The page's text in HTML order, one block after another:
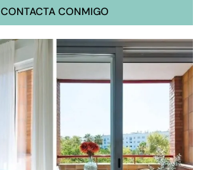
CONTACTA CONMIGO